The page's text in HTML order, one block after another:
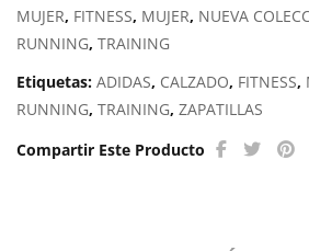
MUJER, FITNESS, MUJER, NUEVA
RUNNING, TRAINING
Etiquetas: ADIDAS, CALZADO, FITNESS,
RUNNING, TRAINING, ZAPATILLAS
Compartir Este Producto